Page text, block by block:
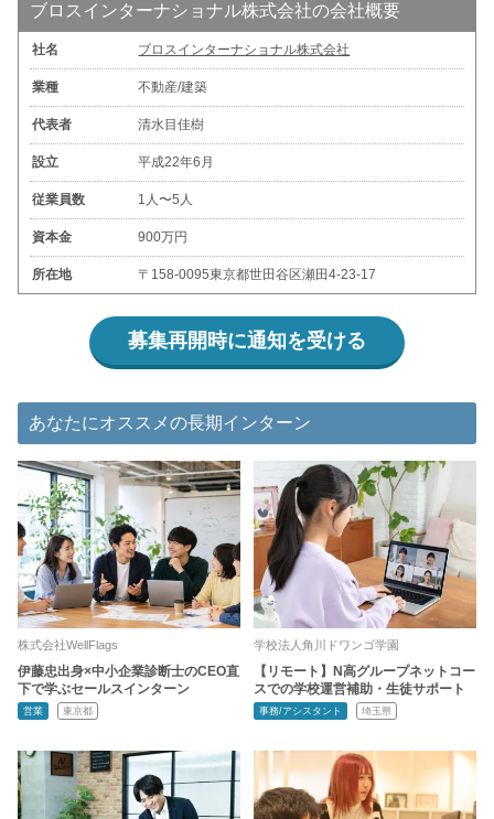
ブロスインターナショナル株式会社の会社概要
社名 ブロスインターナショナル株式会社
業種 不動産/建築
代表者 清水目佳樹
設立 平成22年6月
従業員数 1人〜5人
資本金 900万円
所在地 〒158-0095東京都世田谷区瀬田4-23-17
募集再開時に通知を受ける
あなたにオススメの長期インターン
株式会社WellFlags
伊藤忠出身×中小企業診断士のCEO直
下で学ぶセールスインターン
営業 東京都
学校法人角川ドワンゴ学園
【リモート】N高グループネットコー
スでの学校運営補助・生徒サポート
事務/アシスタント 埼玉県